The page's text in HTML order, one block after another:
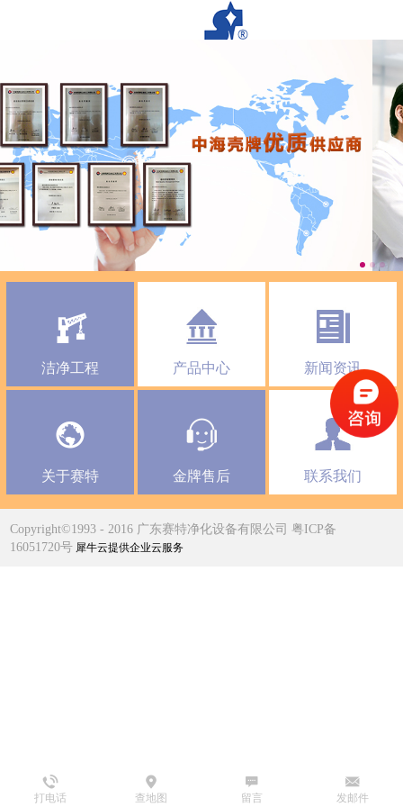
洁净工程 产品中心 新闻资讯
关于赛特 金牌售后 联系我们
Copyright©1993 - 2016 广东赛特净化设备有限公司 粤ICP备
16051720号 犀牛云提供企业云服务
打电话 查地图 发邮件
留言